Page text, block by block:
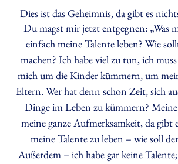
Dies ist das Geheimnis, da gibt es
Du magst mir jetzt entgegnen: „Was
einfach meine Talente leben? Wie
machen? Ich habe viel zu tun, ich
mich um die Kinder kümmern, um
Eltern. Wer hat denn schon Zeit, sich
Dinge im Leben zu kümmern?
meine ganze Aufmerksamkeit, da gibt
meine Talente zu leben – wie soll
Außerdem – ich habe gar keine